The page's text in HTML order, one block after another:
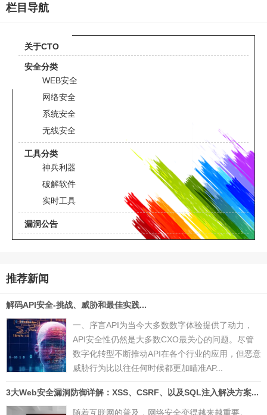
栏目导航
关于CTO
安全分类
WEB安全
网络安全
系统安全
无线安全
工具分类
神兵利器
破解软件
实时工具
漏洞公告
推荐新闻
解码API安全-挑战、威胁和最佳实践...
一、序言API为当今大多数数字体验提供了动力，
API安全性仍然是大多数CXO最关心的问题。尽管
数字化转型不断推动API在各个行业的应用，但恶意
威胁行为比以往任何时候都更加瞄准AP...
3大Web安全漏洞防御详解：XSS、CSRF、以及SQL注入解决方案...
随着互联网的普及，网络安全变得越来越重要。